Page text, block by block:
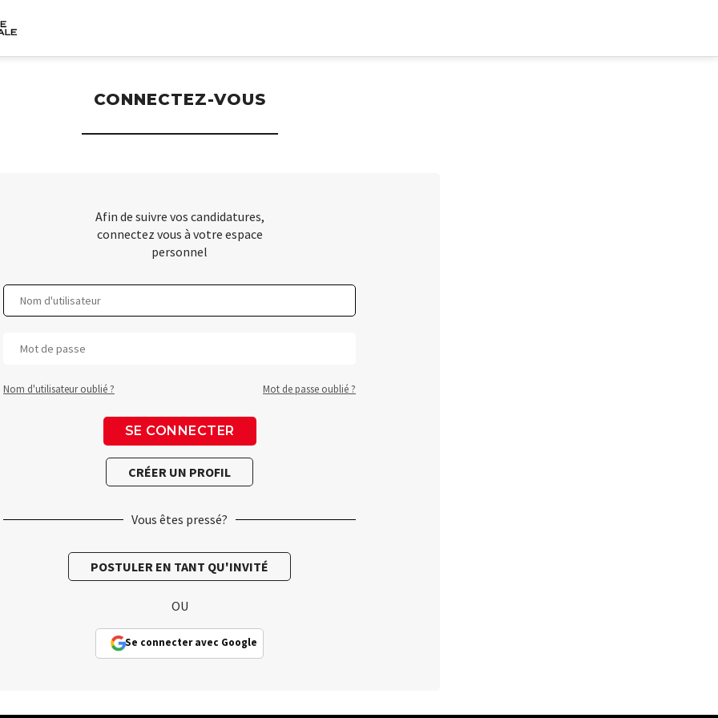
CONNECTEZ-VOUS
Afin de suivre vos candidatures,
connectez vous à votre espace
personnel
Nom d'utilisateur oublié ? Mot de passe oublié ?
Vous êtes pressé?
OU
Se connecter avec Google